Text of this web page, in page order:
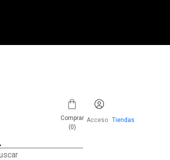
Comprar
(0)
Acceso Tiendas